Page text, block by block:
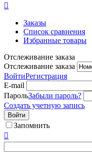

Заказы
Список сравнения
Избранные товары
Отслеживание заказа
Отслеживание заказа
ВойтиРегистрация
E-mail
ПарольЗабыли пароль?
Создать учетную запись
Войти
Запомнить
